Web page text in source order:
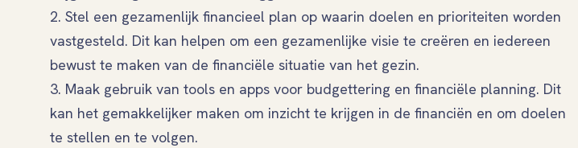
2. Stel een gezamenlijk financieel plan op waarin doelen en prioriteiten worden
vastgesteld. Dit kan helpen om een gezamenlijke visie te creëren en iedereen
bewust te maken van de financiële situatie van het gezin.
3. Maak gebruik van tools en apps voor budgettering en financiële planning. Dit
kan het gemakkelijker maken om inzicht te krijgen in de financiën en om doelen
te stellen en te volgen.